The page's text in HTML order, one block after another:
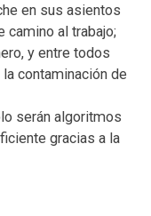
en sus asientos
camino al trabajo;
y entre todos
contaminación de
serán algoritmos
gracias a la